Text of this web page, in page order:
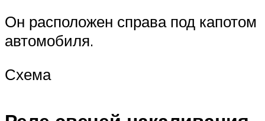
Он расположен справа под капотом
автомобиля.
Схема